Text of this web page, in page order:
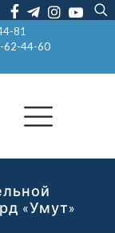
81
62-44-60
«Умут»